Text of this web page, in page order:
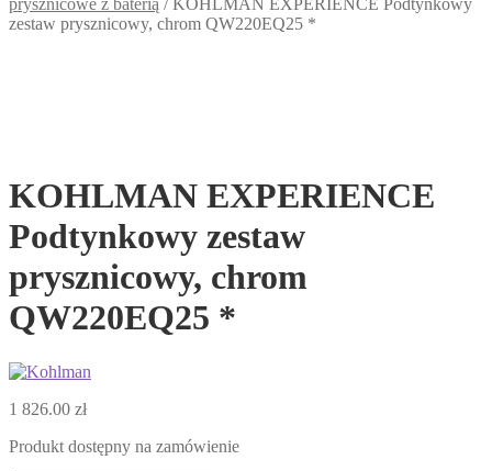
prysznicowe z baterią /KOHLMAN EXPERIENCE Podtynkowy
zestaw prysznicowy, chrom QW220EQ25 *
KOHLMAN EXPERIENCE
Podtynkowy zestaw
prysznicowy, chrom
QW220EQ25 *
1 826.00 zł
Produkt dostępny na zamówienie